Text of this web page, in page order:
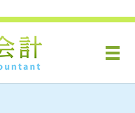
メ